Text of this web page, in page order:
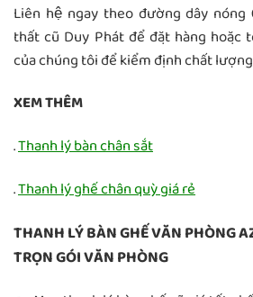
Liên hệ ngay theo đường dây nóng
thất cũ Duy Phát để đặt hàng
của chúng tôi để kiểm định chất
XEM THÊM
.Thanh lý bàn chân sắt
.Thanh lý ghế chân quỳ giá rẻ
THANH LÝ BÀN GHẾ VĂN PHÒNG
TRỌN GÓI VĂN PHÒNG